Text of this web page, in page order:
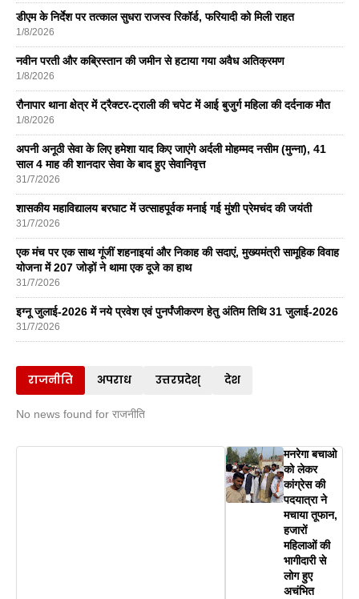
डीएम के निर्देश पर तत्काल सुधरा राजस्व रिकॉर्ड, फरियादी को मिली राहत
1/8/2026
नवीन परती और कब्रिस्तान की जमीन से हटाया गया अवैध अतिक्रमण
1/8/2026
रौनापार थाना क्षेत्र में ट्रैक्टर-ट्राली की चपेट में आई बुजुर्ग महिला की दर्दनाक मौत
1/8/2026
अपनी अनूठी सेवा के लिए हमेशा याद किए जाएंगे अर्दली मोहम्मद नसीम (मुन्ना), 41
साल 4 माह की शानदार सेवा के बाद हुए सेवानिवृत्त
31/7/2026
शासकीय महाविद्यालय बरघाट में उत्साहपूर्वक मनाई गई मुंशी प्रेमचंद की जयंती
31/7/2026
एक मंच पर एक साथ गूंजीं शहनाइयां और निकाह की सदाएं, मुख्यमंत्री सामूहिक विवाह
योजना में 207 जोड़ों ने थामा एक दूजे का हाथ
31/7/2026
इग्नू जुलाई-2026 में नये प्रवेश एवं पुनर्पंजीकरण हेतु अंतिम तिथि 31 जुलाई-2026
31/7/2026
राजनीति अपराध उत्तरप्रदेश् देश
No news found for राजनीति
मनरेगा बचाओ
को लेकर
कांग्रेस की
पदयात्रा ने
मचाया तूफान,
हजारों
महिलाओं की
भागीदारी से
लोग हुए
अचंभित